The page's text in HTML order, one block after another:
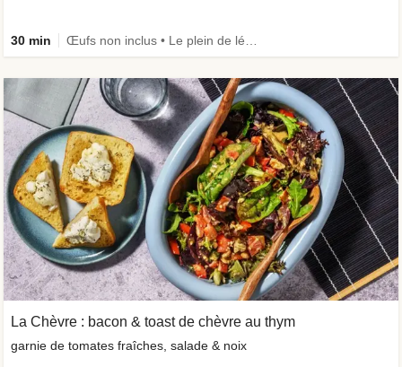
30 min
La Chèvre : bacon & toast de chèvre au thym
garnie de tomates fraîches, salade & noix